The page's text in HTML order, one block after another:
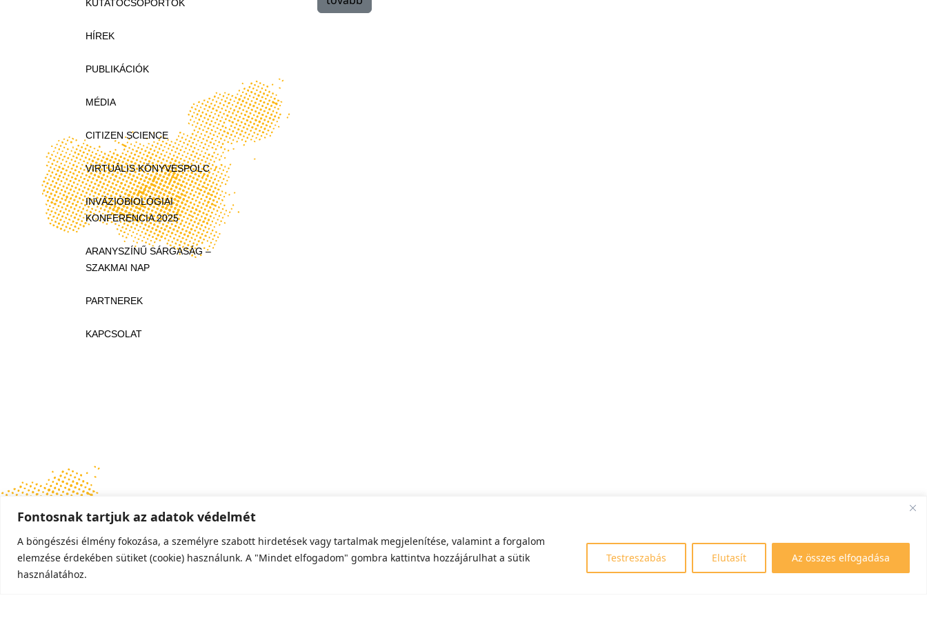
Fontosnak tartjuk az adatok védelmét
A böngészési élmény fokozása, a személyre szabott hirdetések vagy tartalmak megjelenítése, valamint a forgalom
elemzése érdekében sütiket (cookie) használunk. A "Mindet elfogadom" gombra kattintva hozzájárulhat a sütik
használatához.
Testreszabás Elutasít Az összes elfogadása
KUTATÓCSOPORTOK
HÍREK
PUBLIKÁCIÓK
MÉDIA
CITIZEN SCIENCE
VIRTUÁLIS KÖNYVESPOLC
INVÁZIÓBIOLÓGIAI
KONFERENCIA 2025
ARANYSZÍNŰ SÁRGASÁG –
SZAKMAI NAP
PARTNEREK
KAPCSOLAT